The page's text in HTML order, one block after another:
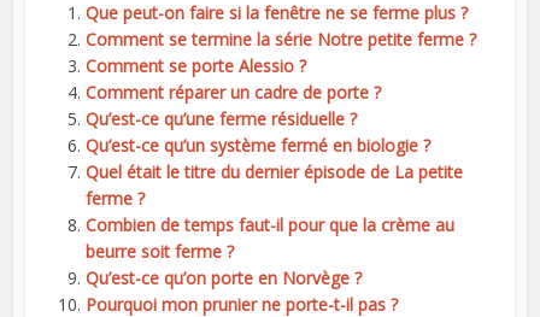
Que peut-on faire si la fenêtre ne se ferme plus ?
Comment se termine la série Notre petite ferme ?
Comment se porte Alessio ?
Comment réparer un cadre de porte ?
Qu’est-ce qu’une ferme résiduelle ?
Qu’est-ce qu’un système fermé en biologie ?
Quel était le titre du dernier épisode de La petite
ferme ?
Combien de temps faut-il pour que la crème au
beurre soit ferme ?
Qu’est-ce qu’on porte en Norvège ?
Pourquoi mon prunier ne porte-t-il pas ?